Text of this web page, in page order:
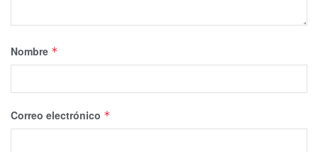
Nombre *
Correo electrónico *